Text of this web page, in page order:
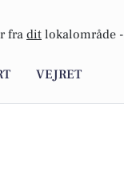
fra dit lokalområde -
VEJRET